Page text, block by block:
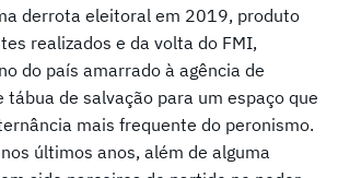
derrota eleitoral em 2019, produto
realizados e da volta do FMI,
do país amarrado à agência de
tábua de salvação para um espaço que
mais frequente do peronismo.
últimos anos, além de alguma